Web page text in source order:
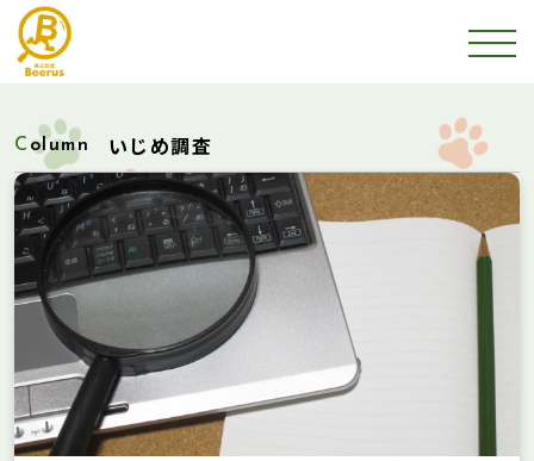
Column いじめ調査